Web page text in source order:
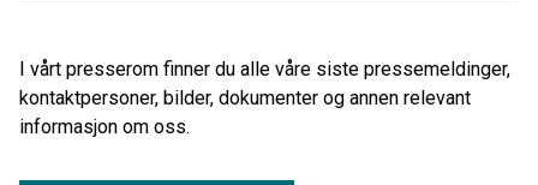
I vårt presserom finner du alle våre siste pressemeldinger,
kontaktpersoner, bilder, dokumenter og annen relevant
informasjon om oss.